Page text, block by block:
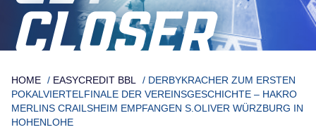
CLOSER
HOME / EASYCREDIT BBL / DERBYKRACHER ZUM ERSTEN
POKALVIERTELFINALE DER VEREINSGESCHICHTE – HAKRO
MERLINS CRAILSHEIM EMPFANGEN S.OLIVER WÜRZBURG IN
HOHENLOHE